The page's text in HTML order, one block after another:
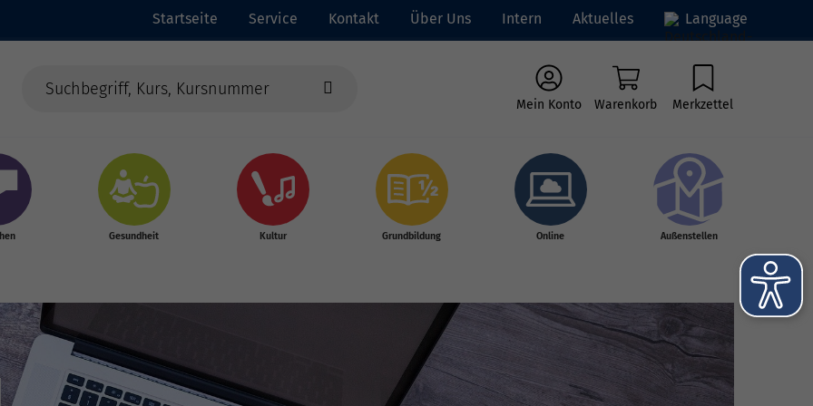
Startseite Service Kontakt Über Uns Intern Aktuelles Language
Mein Konto Warenkorb Merkzettel
Gesundheit Kultur Grundbildung Online Außenstellen